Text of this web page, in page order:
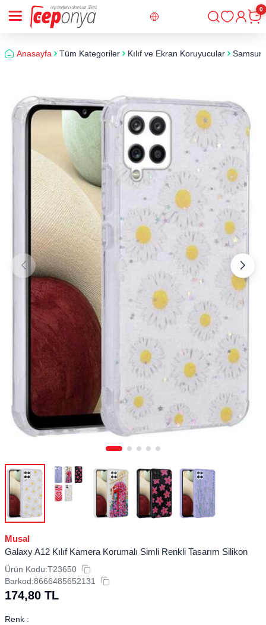
Giriş
0
Anasayfa Tüm Kategoriler Kılıf ve Ekran Koruyucular
Musal
Galaxy A12 Kılıf Kamera Korumalı Simli Renkli Tasarım Silikon
Ürün Kodu:T23650
Barkod:8666485652131
174,80 TL
Renk :